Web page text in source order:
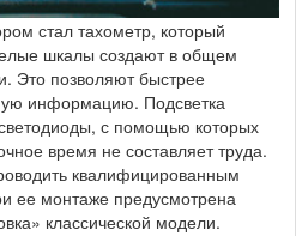
стал тахометр, который
шкалы создают в общем
Это позволяют быстрее
информацию. Подсветка
с помощью которых
время не составляет труда.
квалифицированным
ее монтаже предусмотрена
классической модели.